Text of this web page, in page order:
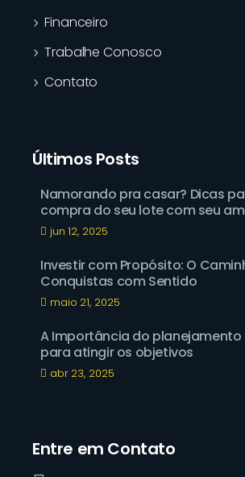
Financeiro
Trabalhe Conosco
Contato
Últimos Posts
Namorando pra casar? Dicas
compra do seu lote com seu
jun 12, 2025
Investir com Propósito: O
Conquistas com Sentido
maio 21, 2025
A Importância do planejamento
para atingir os objetivos
abr 23, 2025
Entre em Contato